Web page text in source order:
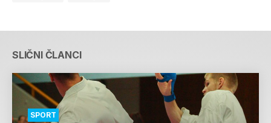
SLIČNI ČLANCI
SPORT